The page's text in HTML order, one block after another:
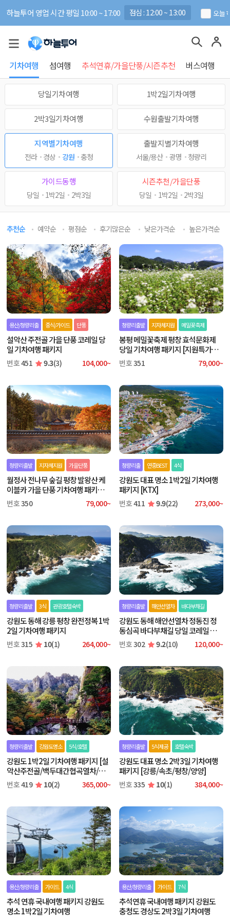
하늘투어 영업 시간 평일 10:00 ~ 17:00 점심 : 12:00 ~ 13:00 오늘
기차여행 섬여행 추석연휴/가을단풍/시즌추천 버스여행
당일기차여행 1박2일기차여행
2박3일기차여행 수원출발기차여행
지역별기차여행
전라 경상 강원 충청
출발지별기차여행
서울/용산 광명 청량리
가이드동행
당일 1박2일 2박3일
시즌추천/가을단풍
당일 1박2일 2박3일
추천순 예약순 평점순 후기많은순 낮은가격순 높은가격순
용산/청량리출 중식/가이드 단풍
설악산 주전골 가을 단풍 코레일 당
일 기차여행 패키지
번호451 9.3(3) 104,000~
청량리출발 지자체지원 메밀꽃축제
봉평 메밀꽃축제 평창 효석문화제
당일 기차여행 패키지 [지원특가상
품]
번호351 79,000~
청량리출발 지자체지원 가을단풍
월정사 전나무 숲길 평창 발왕산 케
이블카 가을 단풍 기차여행 패키지
[지원특가상품]
번호350 79,000~
청량리출 연중BEST 4식
강원도 대표 명소 1박2일 기차여행
패키지 [KTX]
번호411 9.9(22) 273,000~
청량리출발 3식 관광호텔숙박
강원도 동해 강릉 평창 완전정복 1박
2일 기차여행 패키지
번호315 10(1) 264,000~
청량리출발 해안선열차 바다부채길
강원도 동해 해안선열차 정동진 정
동심곡 바다부채길 당일 코레일 기
차여행 패키지 [KTX]
번호302 9.2(10) 120,000~
청량리출발 강원도명소 5식/호텔
강원도 1박2일 기차여행 패키지 [설
악산주전골/백두대간협곡열차/삼
악산호수케이블카]
번호419 10(2) 365,000~
청량리출발 5식제공 호텔숙박
강원도 대표 명소 2박3일 기차여행
패키지 [강릉/속초/평창/양양]
번호335 10(1) 384,000~
용산/청량리출 가이드 4식
추석 연휴 국내여행 패키지 강원도
명소 1박2일 기차여행
용산/청량리출 가이드 7식
추석연휴 국내여행 패키지 강원도
충청도 경상도 2박3일 기차여행